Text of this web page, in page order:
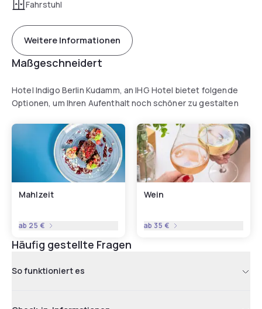
Fahrstuhl
Weitere Informationen
Maßgeschneidert
Hotel Indigo Berlin Kudamm, an IHG Hotel bietet folgende
Optionen, um Ihren Aufenthalt noch schöner zu gestalten
Mahlzeit
ab 25 €
Wein
ab 35 €
Häufig gestellte Fragen
So funktioniert es